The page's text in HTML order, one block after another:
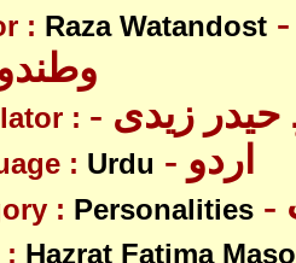
: Raza Watandost
: زیدی
: Urdu - اردو
: Personalities
: Hazrat Fatima